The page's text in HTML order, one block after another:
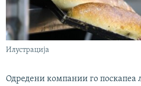
РСЕ веб страници
Илустрација
Одредени компании го поскапеа